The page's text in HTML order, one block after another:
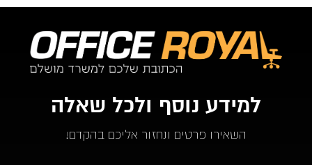
למידע נוסף ולכל שאלה
השאירו פרטים ונחזור אליכם בהקדם!